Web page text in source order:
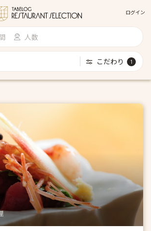
ログイン
人数
こだわり 1